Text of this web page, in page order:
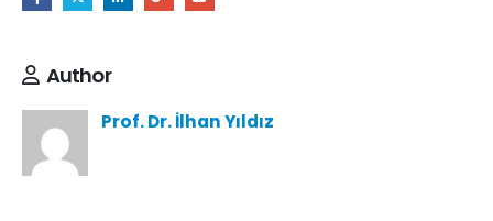
Author
Prof. Dr. İlhan Yıldız